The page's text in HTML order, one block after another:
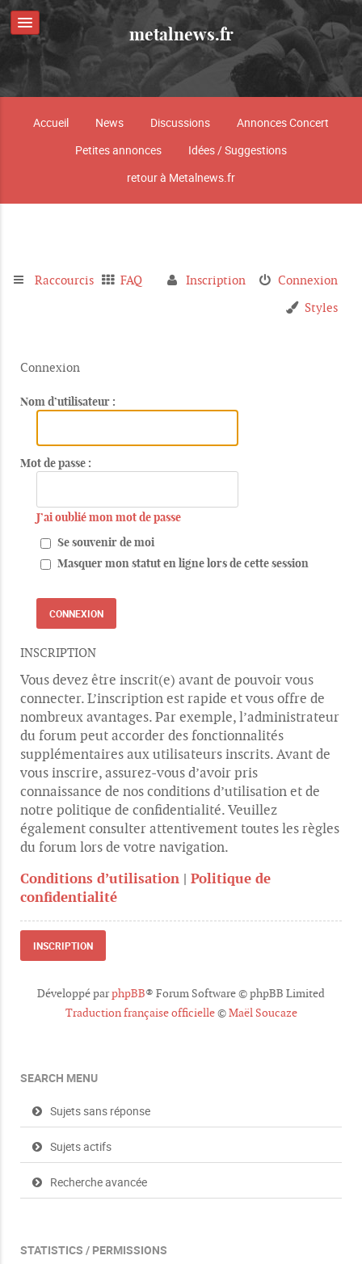
metalnews.fr
Accueil News Discussions
Annonces Concert
Petites annonces
Idées / Suggestions
retour à Metalnews.fr
Raccourcis FAQ Connexion
Inscription
Styles
Connexion
Nom d’utilisateur :
Mot de passe :
J’ai oublié mon mot de passe
Se souvenir de moi
Masquer mon statut en ligne lors de cette session
INSCRIPTION
Vous devez être inscrit(e) avant de pouvoir vous
connecter. L’inscription est rapide et vous offre de
nombreux avantages. Par exemple, l’administrateur
du forum peut accorder des fonctionnalités
supplémentaires aux utilisateurs inscrits. Avant de
vous inscrire, assurez-vous d’avoir pris
connaissance de nos conditions d’utilisation et de
notre politique de confidentialité. Veuillez
également consulter attentivement toutes les règles
du forum lors de votre navigation.
Conditions d’utilisation | Politique de
confidentialité
INSCRIPTION
Développé parphpBB® Forum Software © phpBB Limited
Traduction française officielle©Maël Soucaze
SEARCH MENU
Sujets sans réponse
Sujets actifs
Recherche avancée
STATISTICS / PERMISSIONS